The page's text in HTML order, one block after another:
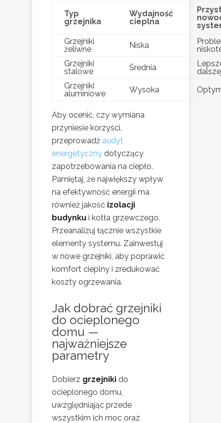
Typ
grzejnika
Wydajność
cieplna
Grzejniki
żeliwne
Niska
Grzejniki
stalowe
Średnia
Grzejniki
aluminiowe
Wysoka
Aby ocenić, czy wymiana
przyniesie korzyści,
przeprowadź audyt
energetyczny dotyczący
zapotrzebowania na ciepło.
Pamiętaj, że największy wpływ
na efektywność energii ma
również jakość izolacji
budynku i kotła grzewczego.
Przeanalizuj łącznie wszystkie
elementy systemu. Zainwestuj
w nowe grzejniki, aby poprawić
komfort cieplny i zredukować
koszty ogrzewania.
Jak dobrać grzejniki
do ocieplonego
domu —
najważniejsze
parametry
Dobierz grzejniki do
ocieplonego domu,
uwzględniając przede
wszystkim ich moc oraz